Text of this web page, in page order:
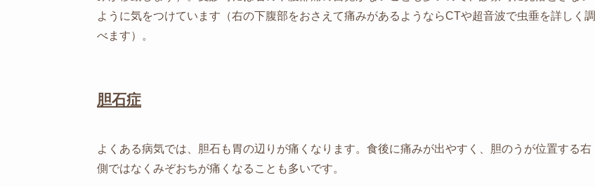
ように気をつけています（右の下腹部をおさえて痛みがあるようならCTや超音波で虫垂を詳しく調
べます）。
胆石症
よくある病気では、胆石も胃の辺りが痛くなります。食後に痛みが出やすく、胆のうが位置する右
側ではなくみぞおちが痛くなることも多いです。